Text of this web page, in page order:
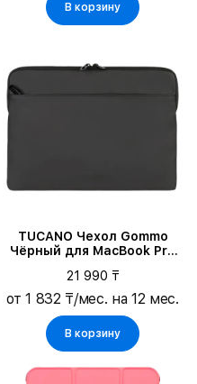
В корзину
TUCANO Чехол Gommo
Чёрный для MacBook Pro
21 990 ₸
от 1 832 ₸/мес. на 12 мес.
В корзину